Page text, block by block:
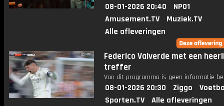
08-01-2026 20:40
NPO1
Amusement.TV
Muziek.TV
Alle afleveringen
Federico Valverde met een
treffer
Van dit programma is geen informatie
08-01-2026 20:30 Ziggo
Sporten.TV
Alle afleveringen